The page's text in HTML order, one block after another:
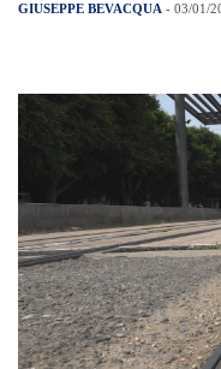
GIUSEPPE BEVACQUA - 03/01/